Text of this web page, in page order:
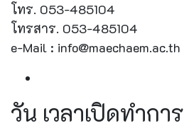
โทร. 053-485104
โทรสาร. 053-485104
e-Mail : info@maechaem.ac.th
วัน เวลาเปิดทำการ